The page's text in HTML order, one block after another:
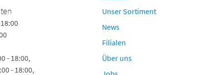
- 18:00,
- 18:00,
Tamaris Store Bayreuth
Hohenzollernring 58
Unser Sortiment
News
Filialen
Über uns